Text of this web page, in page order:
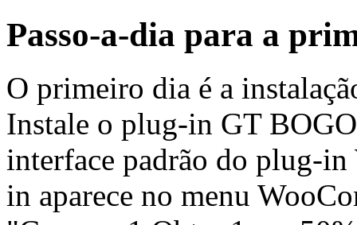
Passo-a-dia para a
O primeiro dia é a
Instale o plug-in GT
interface padrão do plug-
in aparece no menu